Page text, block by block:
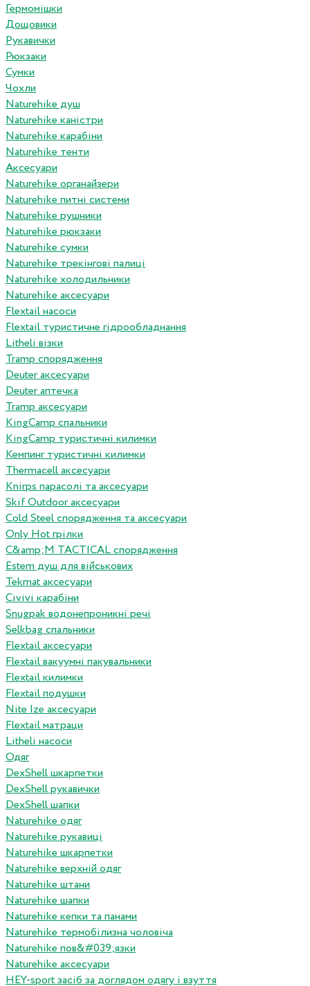
Гермомішки
Дощовики
Рукавички
Рюкзаки
Сумки
Чохли
Naturehike душ
Naturehike каністри
Naturehike карабіни
Naturehike тенти
Аксесуари
Naturehike органайзери
Naturehike питні системи
Naturehike рушники
Naturehike рюкзаки
Naturehike сумки
Naturehike трекінгові палиці
Naturehike холодильники
Naturehike аксесуари
Flextail насоси
Flextail туристичне гідрообладнання
Litheli візки
Tramp спорядження
Deuter аксесуари
Deuter аптечка
Tramp аксесуари
KingCamp спальники
KingCamp туристичні килимки
Кемпинг туристичні килимки
Thermacell аксесуари
Knirps парасолі та аксесуари
Skif Outdoor аксесуари
Cold Steel спорядження та аксесуари
Only Hot грілки
C&amp;M TACTICAL спорядження
Estem душ для військових
Tekmat аксесуари
Сivivi карабіни
Snugpak водонепроникні речі
Selkbag спальники
Flextail аксесуари
Flextail вакуумні пакувальники
Flextail килимки
Flextail подушки
Nite Ize аксесуари
Flextail матраци
Litheli насоси
Одяг
DexShell шкарпетки
DexShell рукавички
DexShell шапки
Naturehike одяг
Naturehike рукавиці
Naturehike шкарпетки
Naturehike верхній одяг
Naturehike штани
Naturehike шапки
Naturehike кепки та панами
Naturehike термобілизна чоловіча
Naturehike пов&#039;язки
Naturehike аксесуари
HEY-sport засіб за доглядом одягу і взуття